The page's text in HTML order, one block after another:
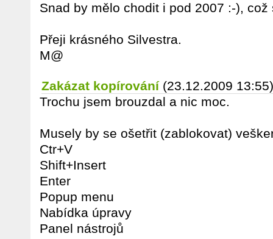
Snad by mělo chodit i pod 2007 :-),
Přeji krásného Silvestra.
M@
Zakázat kopírování (23.12.2009 13:55)
Trochu jsem brouzdal a nic moc.
Musely by se ošetřit (zablokovat)
Ctr+V
Shift+Insert
Enter
Popup menu
Nabídka úpravy
Panel nástrojů